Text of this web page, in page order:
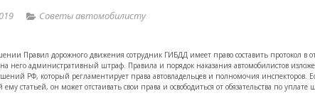
Советы автомобилисту
Правил дорожного движения сотрудник ГИБДД имеет право составить протокол в
него административный штраф. Правила и порядок наказания автомобилистов
РФ, который регламентирует права автовладельцев и полномочия инспекторов.
статьей, он может отстаивать свои права и освободиться от обязательства по уплате